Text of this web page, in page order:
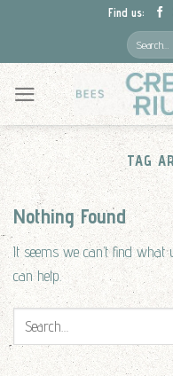
content
Find us:
Search
for:
TAG
Nothing Found
It seems we can’t find what
can help.